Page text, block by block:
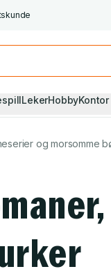
LekerHobby
og morsomme